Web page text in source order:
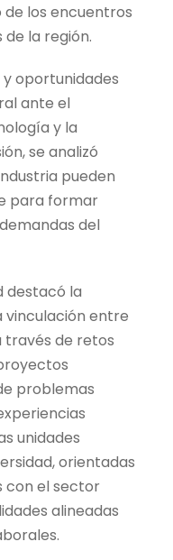
de los encuentros
la región.
oportunidades
ante el
y la
se analizó
pueden
para formar
del
destacó la
entre
través de retos
problemas
unidades
orientadas
con el sector
alineadas